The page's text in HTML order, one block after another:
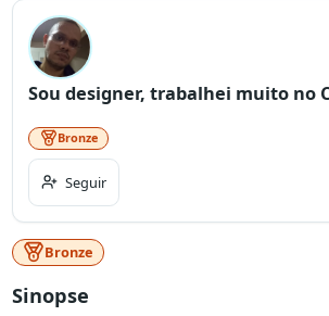
Sou designer, trabalhei muito no
Bronze
Seguir
Bronze
Sinopse